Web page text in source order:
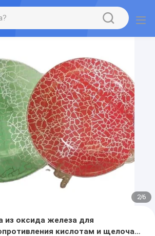
2/6
из оксида железа для
кислотам и щелочам